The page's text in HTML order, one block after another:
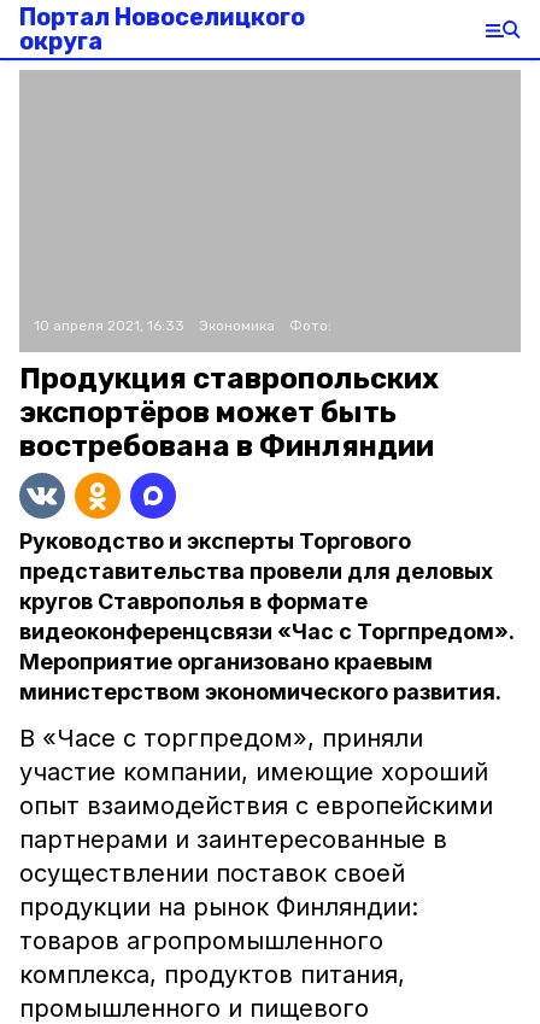
Портал Новоселицкого
округа
10 апреля 2021, 16:33 Экономика Фото:
Продукция ставропольских
экспортёров может быть
востребована в Финляндии
Руководство и эксперты Торгового
представительства провели для деловых
кругов Ставрополья в формате
видеоконференцсвязи «Час с Торгпредом».
Мероприятие организовано краевым
министерством экономического развития.
В «Часе с торгпредом», приняли
участие компании, имеющие хороший
опыт взаимодействия с европейскими
партнерами и заинтересованные в
осуществлении поставок своей
продукции на рынок Финляндии:
товаров агропромышленного
комплекса, продуктов питания,
промышленного и пищевого